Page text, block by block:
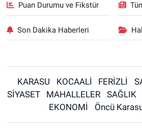
Puan Durumu ve Fikstür
Son Dakika Haberleri
KARASU KOCAALİ FERİZLİ
SİYASET
MAHALLELER SAĞLIK
EKONOMİ
Öncü